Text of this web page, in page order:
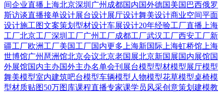
间企业直播上海北京深圳 广州 成都国内国外德国美国 巴西俄罗
斯访谈直播接单设计展台设计展厅设计舞美设计商业空间平面
设计施工图文案策划 型材设计车展设计20年经验工厂直播上海
工厂北京工厂深圳工厂广州工厂成都工厂武汉工厂西安工厂新
疆工厂欧洲工厂美国工厂国内更多上海新国际上海虹桥馆上海
世博馆广州琶洲馆北京会议北京老国展北京新国展国内展馆国
外展馆国内主办国外主办名单会刊 展台模型型材模型展厅模型
舞美模型室内建筑吧台模型车辆模型人物模型花草模型桌椅模
型材质贴图50万图库课程直播专家课学员风采创意策划 建模教